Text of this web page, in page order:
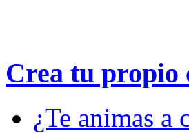
Crea tu propio
¿Te animas a